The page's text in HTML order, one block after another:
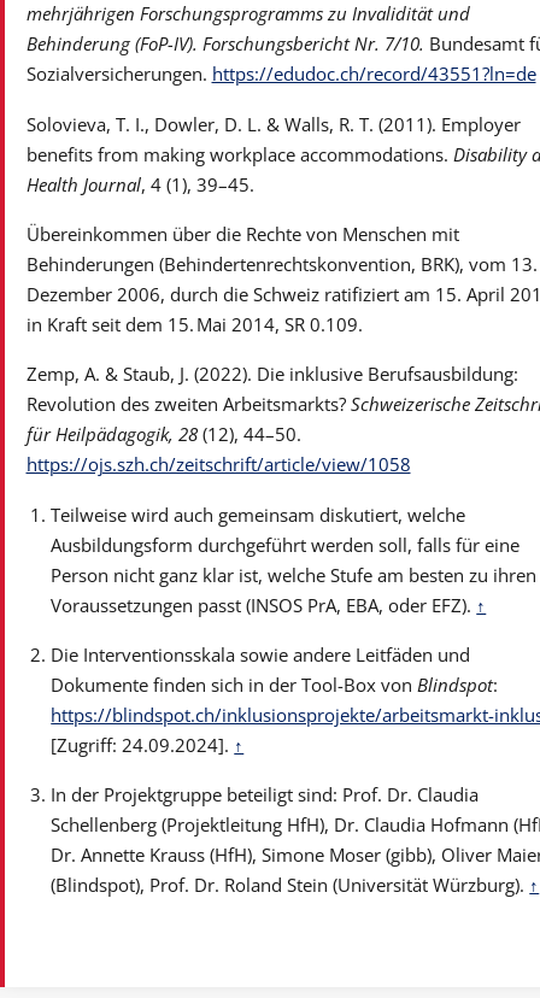
mehrjährigen Forschungsprogramms zu Invalidität und
Behinderung (FoP-IV). Forschungsbericht Nr. 7/10. Bundesamt
Sozialversicherungen. https://edudoc.ch/record/43551?ln=de
Solovieva, T. I., Dowler, D. L. & Walls, R. T. (2011). Employer
benefits from making workplace accommodations. Disability
Health Journal, 4 (1), 39–45.
Übereinkommen über die Rechte von Menschen mit
Behinderungen (Behindertenrechtskonvention, BRK), vom 13.
Dezember 2006, durch die Schweiz ratifiziert am 15. April
in Kraft seit dem 15. Mai 2014, SR 0.109.
Zemp, A. & Staub, J. (2022). Die inklusive Berufsausbildung:
Revolution des zweiten Arbeitsmarkts? Schweizerische
für Heilpädagogik, 28(12), 44–50.
https://ojs.szh.ch/zeitschrift/article/view/1058
Teilweise wird auch gemeinsam diskutiert, welche
Ausbildungsform durchgeführt werden soll, falls für eine
Person nicht ganz klar ist, welche Stufe am besten zu ihren
Voraussetzungen passt (INSOS PrA, EBA, oder EFZ). ↑
Die Interventionsskala sowie andere Leitfäden und
Dokumente finden sich in der Tool-Box von Blindspot:
https://blindspot.ch/inklusionsprojekte/arbeitsmarkt-
[Zugriff: 24.09.2024]. ↑
In der Projektgruppe beteiligt sind: Prof. Dr. Claudia
Schellenberg (Projektleitung HfH), Dr. Claudia Hofmann
Dr. Annette Krauss (HfH), Simone Moser (gibb), Oliver
(Blindspot), Prof. Dr. Roland Stein (Universität Würzburg). ↑